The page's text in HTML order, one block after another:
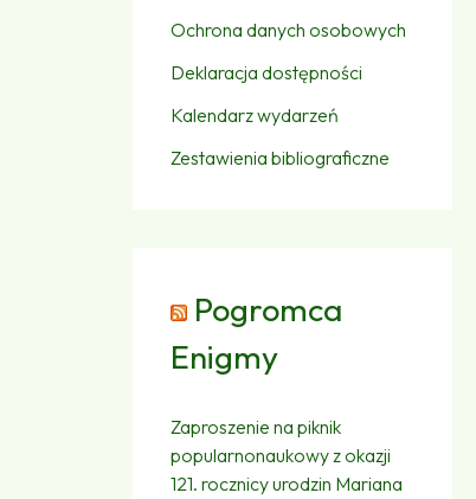
Ochrona danych osobowych
Deklaracja dostępności
Kalendarz wydarzeń
Zestawienia bibliograficzne
Pogromca
Enigmy
Zaproszenie na piknik
popularnonaukowy z okazji
121. rocznicy urodzin Mariana